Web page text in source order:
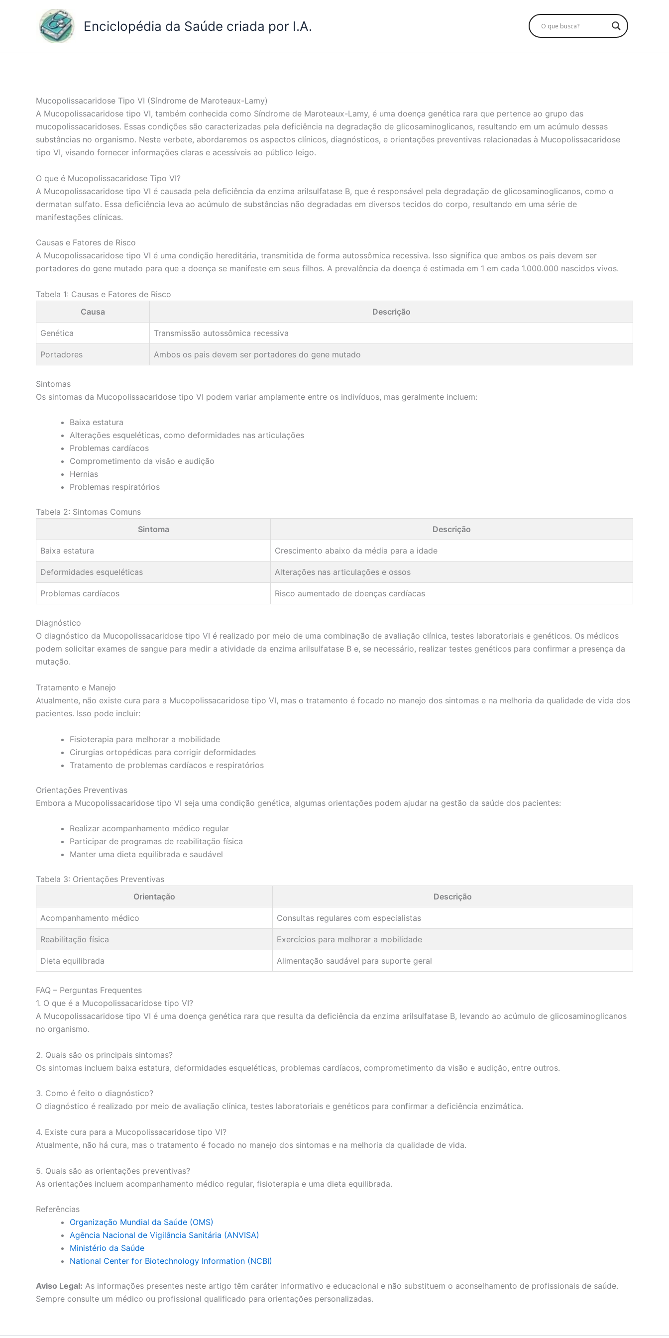
Enciclopédia da Saúde criada por I.A.
Mucopolissacaridose Tipo VI (Síndrome de Maroteaux-Lamy)
A Mucopolissacaridose tipo VI, também conhecida como Síndrome de Maroteaux-Lamy, é uma doença genética rara que pertence ao grupo das
mucopolissacaridoses. Essas condições são caracterizadas pela deficiência na degradação de glicosaminoglicanos, resultando em um acúmulo dessas
substâncias no organismo. Neste verbete, abordaremos os aspectos clínicos, diagnósticos, e orientações preventivas relacionadas à Mucopolissacaridose
tipo VI, visando fornecer informações claras e acessíveis ao público leigo.
O que é Mucopolissacaridose Tipo VI?
A Mucopolissacaridose tipo VI é causada pela deficiência da enzima arilsulfatase B, que é responsável pela degradação de glicosaminoglicanos, como o
dermatan sulfato. Essa deficiência leva ao acúmulo de substâncias não degradadas em diversos tecidos do corpo, resultando em uma série de
manifestações clínicas.
Causas e Fatores de Risco
A Mucopolissacaridose tipo VI é uma condição hereditária, transmitida de forma autossômica recessiva. Isso significa que ambos os pais devem ser
portadores do gene mutado para que a doença se manifeste em seus filhos. A prevalência da doença é estimada em 1 em cada 1.000.000 nascidos vivos.
Tabela 1: Causas e Fatores de Risco
Causa
Descrição
Genética Transmissão autossômica recessiva
Portadores Ambos os pais devem ser portadores do gene mutado
Sintomas
Os sintomas da Mucopolissacaridose tipo VI podem variar amplamente entre os indivíduos, mas geralmente incluem:
Baixa estatura
Alterações esqueléticas, como deformidades nas articulações
Problemas cardíacos
Comprometimento da visão e audição
Hernias
Problemas respiratórios
Tabela 2: Sintomas Comuns
Sintoma
Descrição
Baixa estatura Crescimento abaixo da média para a idade
Deformidades esqueléticas Alterações nas articulações e ossos
Problemas cardíacos Risco aumentado de doenças cardíacas
Diagnóstico
O diagnóstico da Mucopolissacaridose tipo VI é realizado por meio de uma combinação de avaliação clínica, testes laboratoriais e genéticos. Os médicos
podem solicitar exames de sangue para medir a atividade da enzima arilsulfatase B e, se necessário, realizar testes genéticos para confirmar a presença da
mutação.
Tratamento e Manejo
Atualmente, não existe cura para a Mucopolissacaridose tipo VI, mas o tratamento é focado no manejo dos sintomas e na melhoria da qualidade de vida dos
pacientes. Isso pode incluir:
Fisioterapia para melhorar a mobilidade
Cirurgias ortopédicas para corrigir deformidades
Tratamento de problemas cardíacos e respiratórios
Orientações Preventivas
Embora a Mucopolissacaridose tipo VI seja uma condição genética, algumas orientações podem ajudar na gestão da saúde dos pacientes:
Realizar acompanhamento médico regular
Participar de programas de reabilitação física
Manter uma dieta equilibrada e saudável
Tabela 3: Orientações Preventivas
Orientação
Descrição
Acompanhamento médico Consultas regulares com especialistas
Reabilitação física Exercícios para melhorar a mobilidade
Dieta equilibrada Alimentação saudável para suporte geral
FAQ – Perguntas Frequentes
1. O que é a Mucopolissacaridose tipo VI?
A Mucopolissacaridose tipo VI é uma doença genética rara que resulta da deficiência da enzima arilsulfatase B, levando ao acúmulo de glicosaminoglicanos
no organismo.
2. Quais são os principais sintomas?
Os sintomas incluem baixa estatura, deformidades esqueléticas, problemas cardíacos, comprometimento da visão e audição, entre outros.
3. Como é feito o diagnóstico?
O diagnóstico é realizado por meio de avaliação clínica, testes laboratoriais e genéticos para confirmar a deficiência enzimática.
4. Existe cura para a Mucopolissacaridose tipo VI?
Atualmente, não há cura, mas o tratamento é focado no manejo dos sintomas e na melhoria da qualidade de vida.
5. Quais são as orientações preventivas?
As orientações incluem acompanhamento médico regular, fisioterapia e uma dieta equilibrada.
Referências
Organização Mundial da Saúde (OMS)
Agência Nacional de Vigilância Sanitária (ANVISA)
Ministério da Saúde
National Center for Biotechnology Information (NCBI)
Aviso Legal: As informações presentes neste artigo têm caráter informativo e educacional e não substituem o aconselhamento de profissionais de saúde.
Sempre consulte um médico ou profissional qualificado para orientações personalizadas.